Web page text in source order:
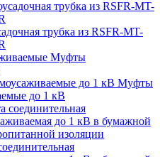
трубка из RSFR-MT-
Муфты
Муфты
до 1 кВ